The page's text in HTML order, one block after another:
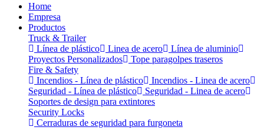
Home
Empresa
Productos
Truck & Trailer
Línea de plástico
Linea de acero
Línea de aluminio
Proyectos Personalizados
Tope paragolpes traseros
Fire & Safety
Incendios - Línea de plástico
Incendios - Linea de acero
Seguridad - Línea de plástico
Seguridad - Linea de acero
Soportes de design para extintores
Security Locks
Cerraduras de seguridad para furgoneta